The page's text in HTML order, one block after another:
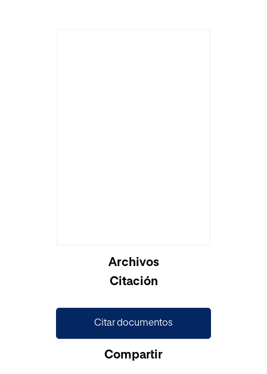
Archivos
Citación
Citar documentos
Compartir